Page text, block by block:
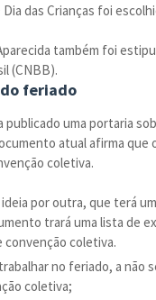
das Crianças foi
também foi
(CNBB).
do feriado
publicado uma portaria
atual afirma
coletiva.
por outra, que terá
trará uma lista de
convenção coletiva.
no feriado, a não
coletiva;